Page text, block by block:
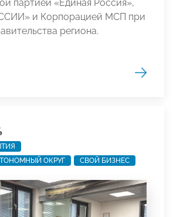
партией «Единая Россия»,
и Корпорацией МСП при
региона.
ОКРУГ
СВОЙ БИЗНЕС